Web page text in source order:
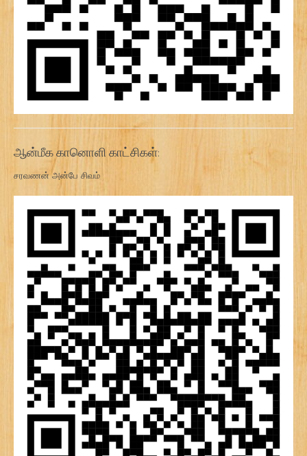
ஆன்மீக கானொளி காட்சிகள்:
சரவணன் அன்பே சிவம்